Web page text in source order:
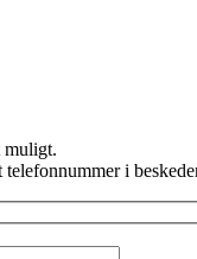
muligt.
i